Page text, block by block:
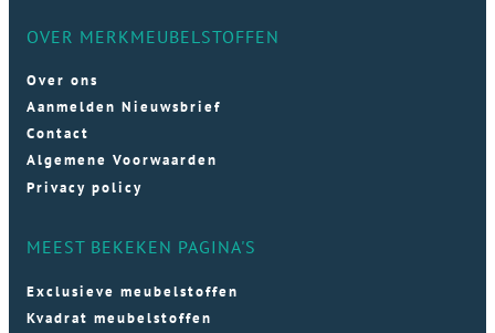
OVER MERKMEUBELSTOFFEN
Over ons
Aanmelden Nieuwsbrief
Contact
Algemene Voorwaarden
Privacy policy
MEEST BEKEKEN PAGINA'S
Exclusieve meubelstoffen
Kvadrat meubelstoffen